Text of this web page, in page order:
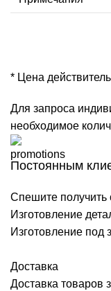
* Цена
Для запроса
необходимое
Постоянным
Спешите получить
Изготовление
Изготовление под
Доставка
Доставка товаров